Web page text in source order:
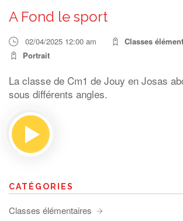
A Fond le sport
02/04/2025 12:00 am
Classes
Portrait
La classe de Cm1 de Jouy en Josas
sous différents angles.
CATÉGORIES
Classes élémentaires